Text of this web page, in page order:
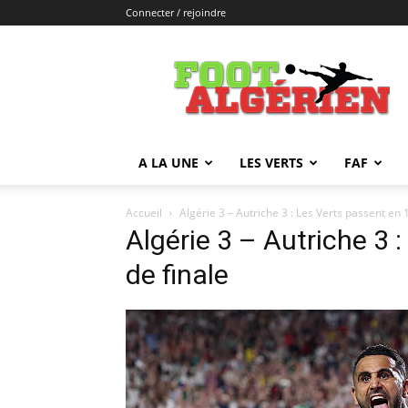
Connecter / rejoindre
FOOTALGERIEN
A LA UNE LES VERTS FAF
Accueil Algérie 3 – Autriche 3 : Les Verts passent en
Algérie 3 – Autriche 3
de finale